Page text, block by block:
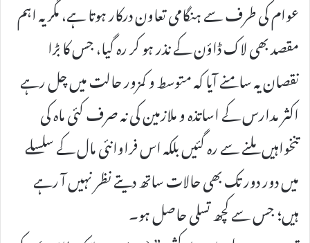
عوام کی طرف سے ہنگامی تعاون درکار ہوتا ہے، مگر یہ اہم
مقصد بھی لاک ڈاؤن کے نذر ہو کر رہ گیا، جس کا بڑا
نقصان یہ سامنے آیا کہ متوسط و کمزور حالت میں چل رہے
اکثر مدارس کے اساتذہ و ملازمین کی نہ صرف کئی ماہ کی
تنخواہیں ملنے سے رہ گئیں بلکہ اس فراوانئی مال کے سلسلے
میں دور دور تک بھی حالات ساتھ دیتے نظر نہیں آ رہے
ہیں؛ جس سے کچھ تسلی حاصل ہو۔